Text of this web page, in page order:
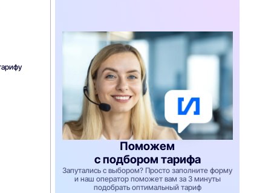
Поможем
с подбором тарифа
Запутались с выбором? Просто заполните форму
и наш оператор поможет вам за 3 минуты
подобрать оптимальный тариф